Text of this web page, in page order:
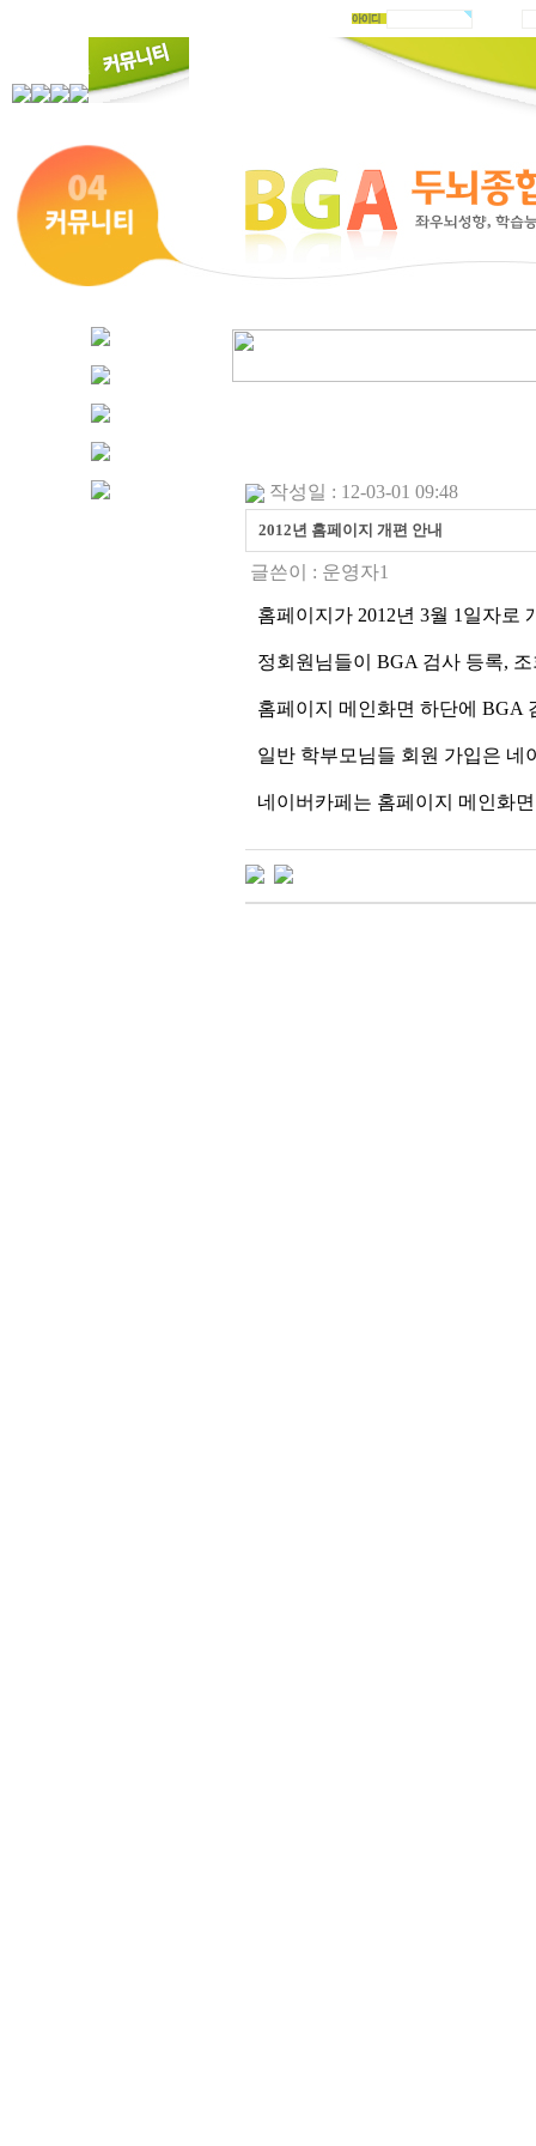
작성일 : 12-03-01 09:48
2012년 홈페이지 개편 안내
글쓴이 : 운영자1
홈페이지가 2012년 3월 1일자로
정회원님들이 BGA 검사 등록,
홈페이지 메인화면 하단에 BGA
일반 학부모님들 회원 가입은 네
네이버카페는 홈페이지 메인화